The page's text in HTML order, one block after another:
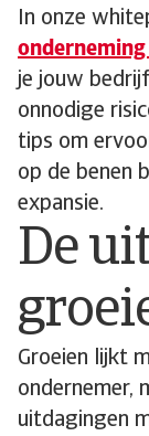
In onze
je jouw
onnodige
tips om
op de benen
expansie.
De
Groeien lijkt
ondernemer,
uitdagingen